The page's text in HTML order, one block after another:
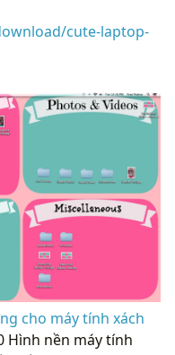
cute-laptop-
cho máy tính xách
Hình nền máy tính